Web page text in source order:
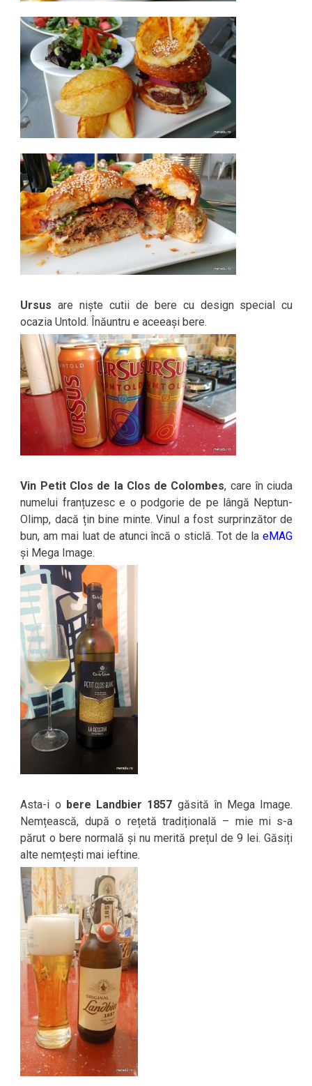
Ursus are niște cutii de bere cu design special cu
ocazia Untold. Înăuntru e aceeași bere.
Vin Petit Clos de la Clos de Colombes, care în ciuda
numelui franțuzesc e o podgorie de pe lângă Neptun-
Olimp, dacă țin bine minte. Vinul a fost surprinzător de
bun, am mai luat de atunci încă o sticlă. Tot de laeMAG
și Mega Image.
Asta-i o bere Landbier 1857 găsită în Mega Image.
Nemțească, după o rețetă tradițională – mie mi s-a
părut o bere normală și nu merită prețul de 9 lei. Găsiți
alte nemțești mai ieftine.